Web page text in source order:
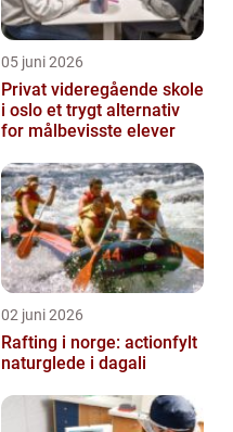
05 juni 2026
Privat videregående skole
i oslo et trygt alternativ
for målbevisste elever
02 juni 2026
Rafting i norge: actionfylt
naturglede i dagali